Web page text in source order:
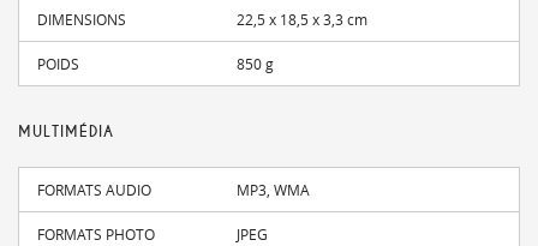
DIMENSIONS 22,5 x 18,5 x 3,3 cm
POIDS 850 g
MULTIMÉDIA
FORMATS AUDIO MP3, WMA
FORMATS PHOTO JPEG